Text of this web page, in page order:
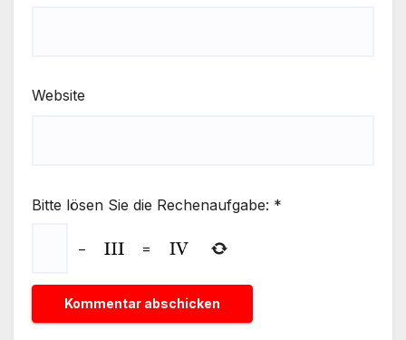
Website
Bitte lösen Sie die Rechenaufgabe: *
− =